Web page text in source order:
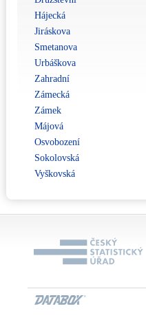
Hájecká
Jiráskova
Smetanova
Urbáškova
Zahradní
Zámecká
Zámek
Májová
Osvobození
Sokolovská
Vyškovská